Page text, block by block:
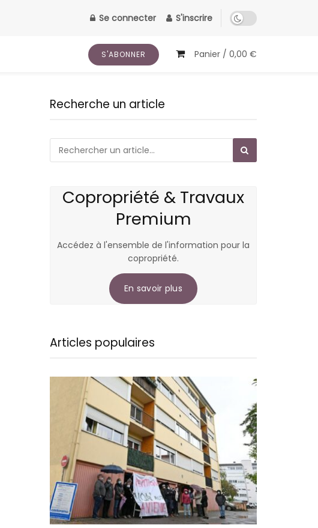
Se connecter S'inscrire
S'ABONNER Panier / 0,00 €
Recherche un article
Copropriété & Travaux
Premium
Accédez à l'ensemble de l'information pour la
copropriété.
En savoir plus
Articles populaires